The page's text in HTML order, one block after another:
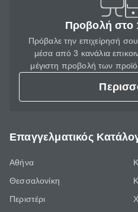
Προβολή στο
Πρόβαλε την επιχείρησή
μέσα από 3 κανάλια
μέγιστη προβολή των
Επαγγελματικός
Αθήνα
Θεσσαλονίκη
Περιστέρι